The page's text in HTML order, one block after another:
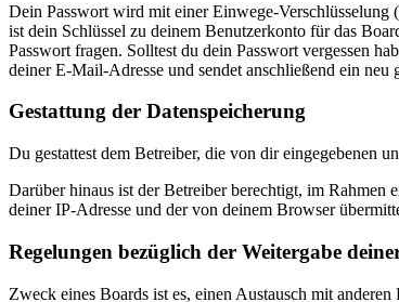
Dein Passwort wird mit einer Einwege-Verschlüsselung
ist dein Schlüssel zu deinem Benutzerkonto für das
Passwort fragen. Solltest du dein Passwort vergessen
deiner E-Mail-Adresse und sendet anschließend ein neu
Gestattung der Datenspeicherung
Du gestattest dem Betreiber, die von dir eingegebenen
Darüber hinaus ist der Betreiber berechtigt, im Rahmen
deiner IP-Adresse und der von deinem Browser
Regelungen bezüglich der Weitergabe
Zweck eines Boards ist es, einen Austausch mit